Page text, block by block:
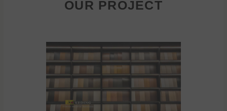
OUR PROJECT